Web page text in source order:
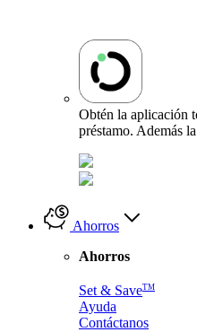
Obtén la aplicación
préstamo. Además
Ahorros
Ahorros
Set & SaveTM
Ayuda
Contáctanos